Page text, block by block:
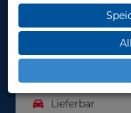
Herstellerpreis:
Lieferbar